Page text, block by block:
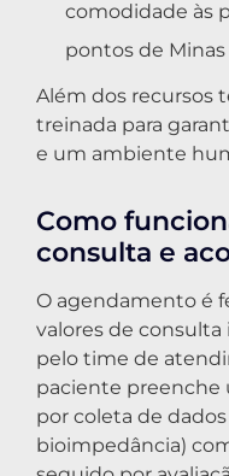
comodidade às
pontos de
Além dos recursos
treinada para
e um ambiente
Como
consulta e
O agendamento é
valores de
pelo time de
paciente preenche
por coleta de
bioimpedância)